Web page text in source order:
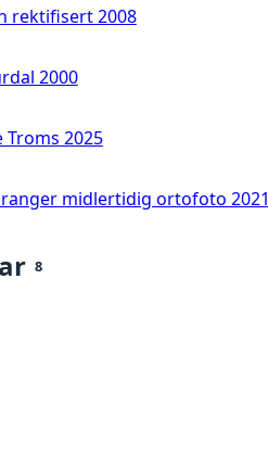
rektifisert 2008
2000
Troms 2025
midlertidig ortofoto 2021
8